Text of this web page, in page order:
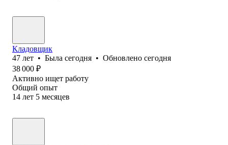
Кладовщик
47 лет • Была сегодня • Обновлено сегодня
38 000 ₽
Активно ищет работу
Общий опыт
14 лет 5 месяцев